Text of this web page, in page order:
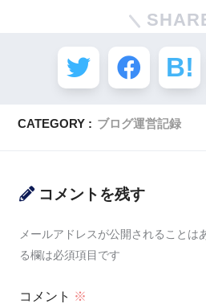
CATEGORY : ブログ運営記録
コメントを残す
メールアドレスが公開されることは
る欄は必須項目です
コメント ※